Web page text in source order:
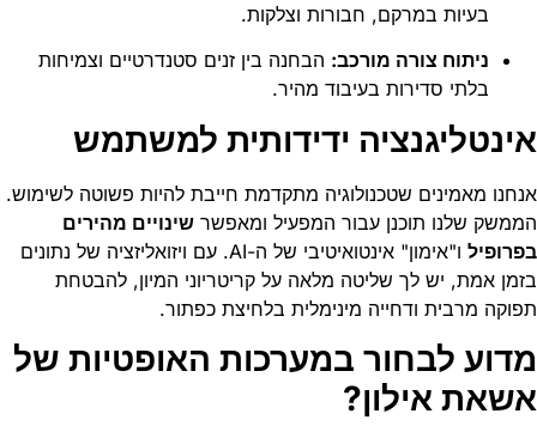
בעיות במרקם, חבורות וצלקות.
ניתוח צורה מורכב: הבחנה בין זנים סטנדרטיים וצמיחות
בלתי סדירות בעיבוד מהיר.
אינטליגנציה ידידותית למשתמש
אנחנו מאמינים שטכנולוגיה מתקדמת חייבת להיות פשוטה לשימוש.
הממשק שלנו תוכנן עבור המפעיל ומאפשר שינויים מהירים
בפרופיל
ו"אימון" אינטואיטיבי של ה-AI. עם ויזואליזציה של נתונים
בזמן אמת, יש לך שליטה מלאה על קריטריוני המיון, להבטחת
תפוקה מרבית ודחייה מינימלית בלחיצת כפתור.
מדוע לבחור במערכות האופטיות של
אשאת אילון?